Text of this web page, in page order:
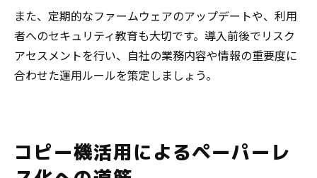
また、定期的なファームウェアのアップデートや、利用
者へのセキュリティ教育も大切です。導入前後でリスク
アセスメントを行い、自社の業務内容や情報の重要度に
合わせた運用ルールを策定しましょう。
コピー機活用によるペーパーレ